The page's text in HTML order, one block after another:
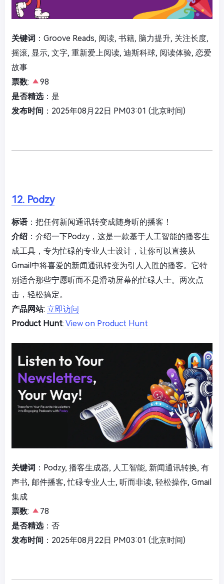
关键词 ：Groove Reads, 阅读, 书籍, 脑力提升, 关注长度,
摇滚, 显示, 文字, 重新爱上阅读, 迪斯科球, 阅读体验, 恋爱
故事
票数:
98
是否精选：是
发布时间 ：2025年08月22日 PM03:01 (北京时间)
12. Podzy
标语：把任何新闻通讯转变成随身听的播客！
介绍 ：介绍一下Podzy，这是一款基于人工智能的播客生
成工具，专为忙碌的专业人士设计，让你可以直接从
Gmail中将喜爱的新闻通讯转变为引人入胜的播客。它特
别适合那些宁愿听而不是滑动屏幕的忙碌人士。两次点
击，轻松搞定。
产品网站: 立即访问
Product Hunt: View on Product Hunt
关键词 ：Podzy, 播客生成器, 人工智能, 新闻通讯转换, 有
声书, 邮件播客, 忙碌专业人士, 听而非读, 轻松操作, Gmail
集成
票数:
78
是否精选：否
发布时间 ：2025年08月22日 PM03:01 (北京时间)